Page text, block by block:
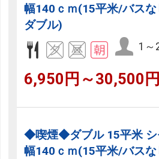
幅140ｃｍ(15平米/バス
ダブル)
1～
6,950円～30,500円
◆喫煙◆ダブル 15平米 シ
幅140ｃｍ(15平米/バス